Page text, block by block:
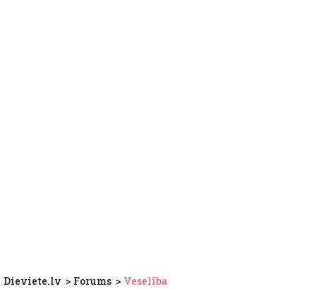
Dieviete.lv Forums Veselība